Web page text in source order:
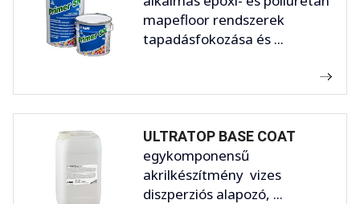
mapefloor rendszerek
tapadásfokozása és ...
ULTRATOP BASE COAT
egykomponensű
akrilkészítmény vizes
diszperziós alapozó, ...